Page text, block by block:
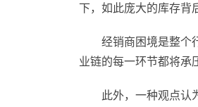
下，如此庞大的库存背
经销商困境是整个
业链的每一环节都将承
此外，一种观点认